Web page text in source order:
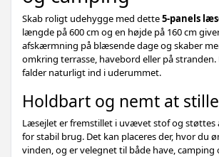
Skab roligt udehygge med dette5-panels
længde på 600 cm og en højde på 160 cm
afskærmning på blæsende dage og skaber
omkring terrasse, havebord eller på
falder naturligt ind i uderummet.
Holdbart og nemt at
Læsejlet er fremstillet i uvævet stof og støttes
for stabil brug. Det kan placeres der, hvor du
vinden, og er velegnet til både have,
Antracitgrå - 400 x 80 cm - 1 stk
Sort - 600 x 120 cm - 1 stk
Sort - 400 x 80 cm - 1 stk
Gråbrun - 1200 x 120 cm - 1 stk
Sandfavet - 400 x 160 cm - 1 stk